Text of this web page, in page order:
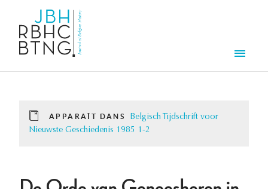
APPARAÎT DANS
Belgisch Tijdschrift voor
Nieuwste Geschiedenis 1985 1-2